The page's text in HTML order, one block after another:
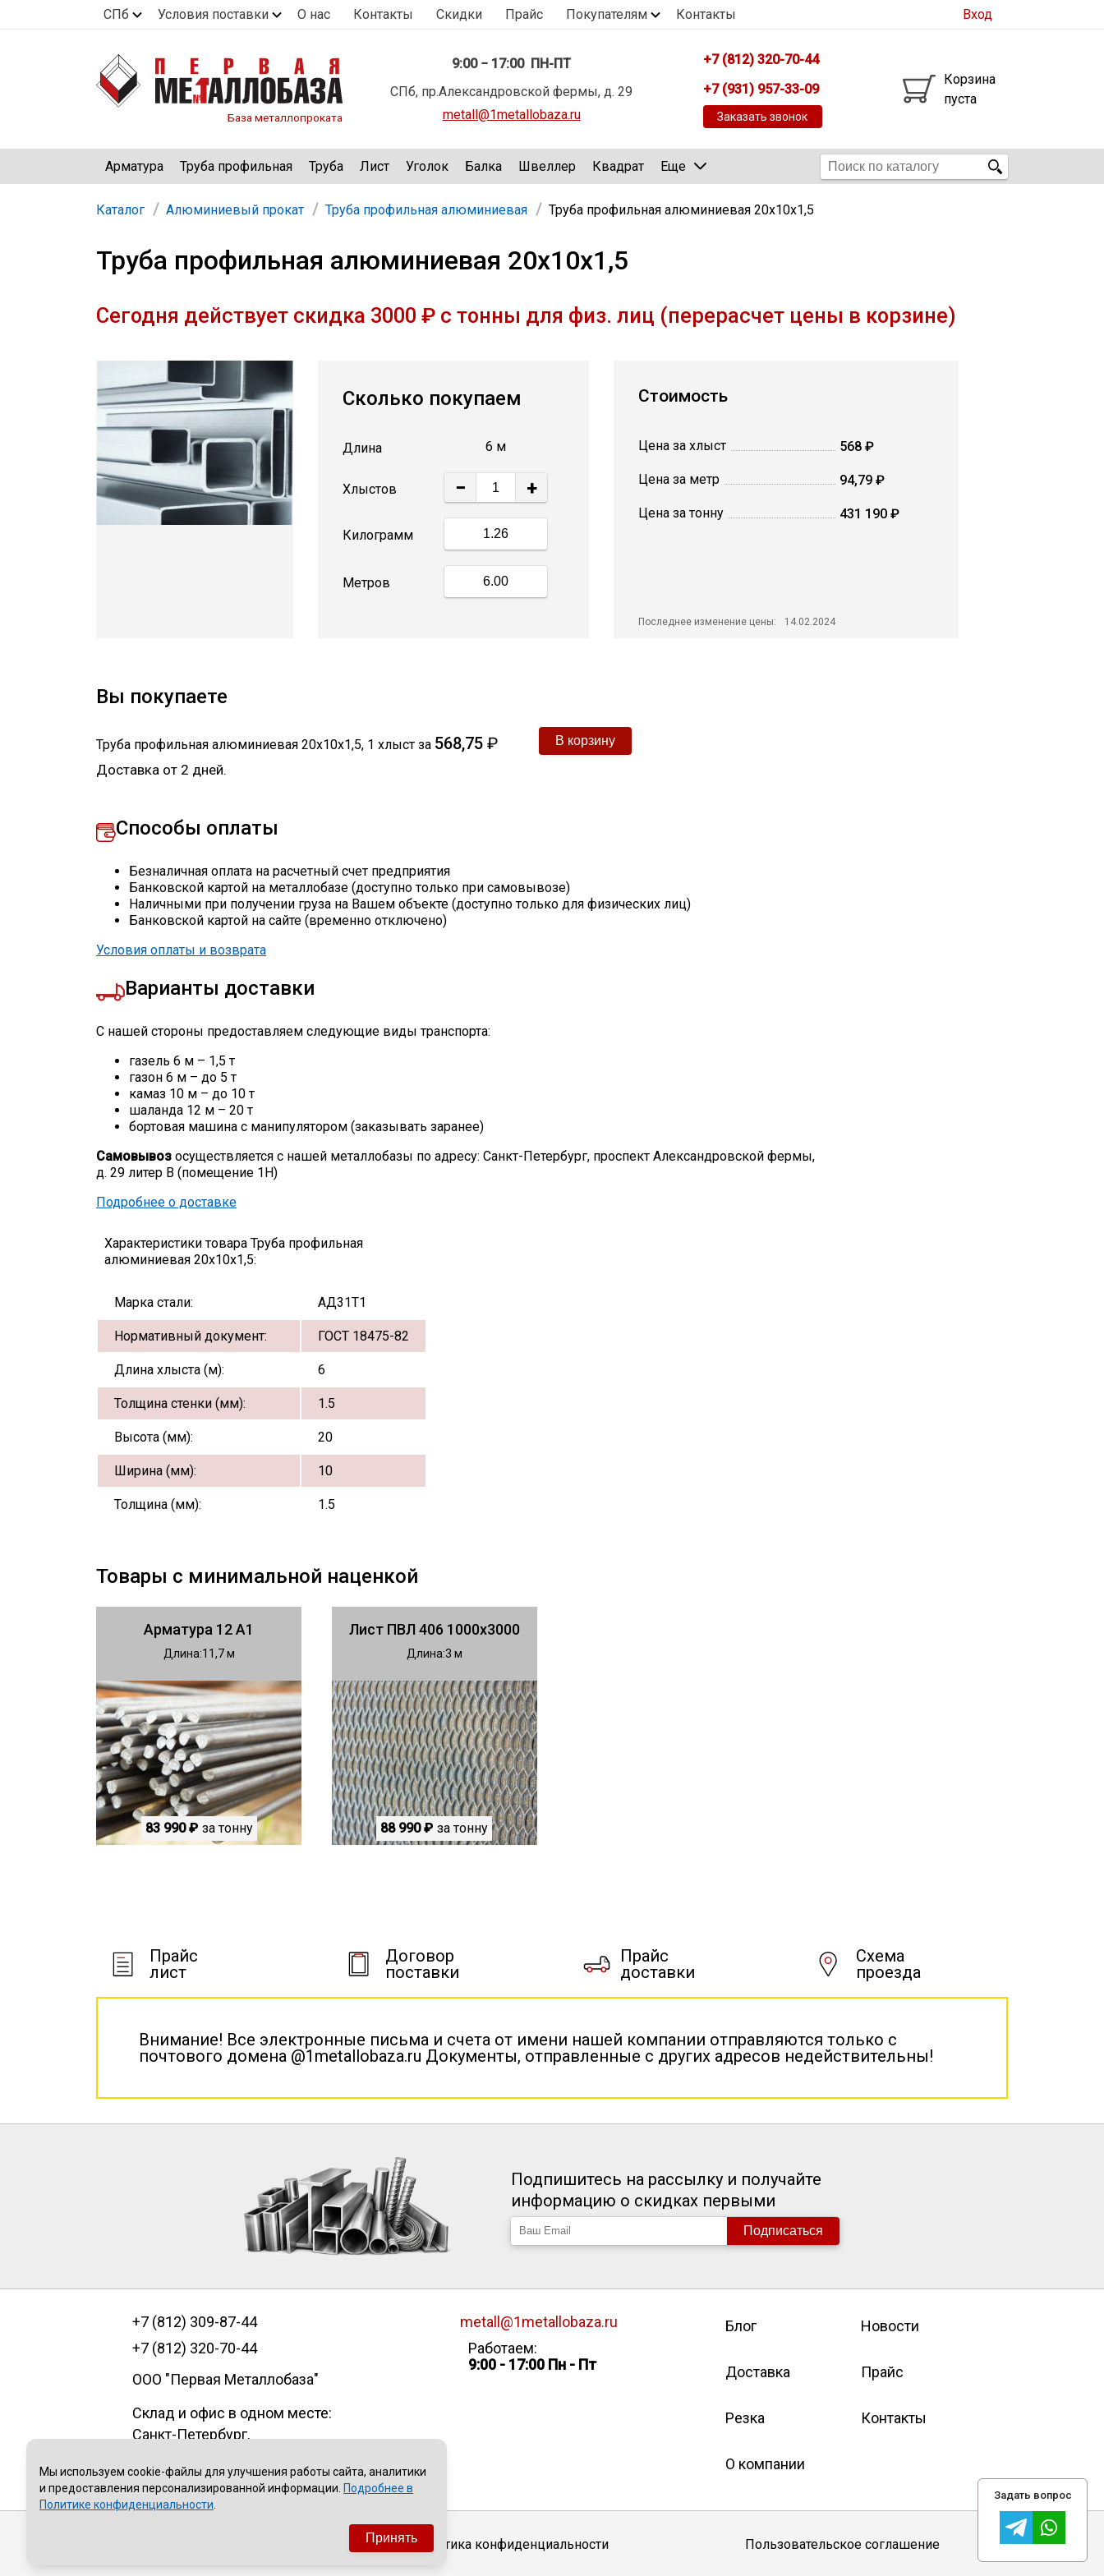
СПб Условия поставки О нас Контакты Скидки Прайс Покупателям Контакты Вход
База металлопроката
9:00 − 17:00 ПН-ПТ
СПб, пр.Александровской фермы, д. 29
metall@1metallobaza.ru
+7 (812) 320-70-44
+7 (931) 957-33-09
Заказать звонок
Корзина
пуста
Арматура Труба профильная Труба Лист Уголок Балка Швеллер Квадрат Еще
Каталог Алюминиевый прокат Труба профильная алюминиевая Труба профильная алюминиевая 20х10х1,5
Труба профильная алюминиевая 20х10х1,5
Сегодня действует скидка 3000 ₽ с тонны для физ. лиц (перерасчет цены в корзине)
Сколько покупаем
Длина 6 м
Хлыстов − +
Килограмм
Метров
Стоимость
Цена за хлыст 568 ₽
Цена за метр 94,79 ₽
Цена за тонну 431 190 ₽
Последнее изменение цены: 14.02.2024
Вы покупаете
Труба профильная алюминиевая 20х10х1,5, 1 хлыст за 568,75 ₽
Доставка от 2 дней.
Способы оплаты
Безналичная оплата на расчетный счет предприятия
Банковской картой на металлобазе (доступно только при самовывозе)
Наличными при получении груза на Вашем объекте (доступно только для физических лиц)
Банковской картой на сайте (временно отключено)
Условия оплаты и возврата
Варианты доставки
С нашей стороны предоставляем следующие виды транспорта:
газель 6 м – 1,5 т
газон 6 м – до 5 т
камаз 10 м – до 10 т
шаланда 12 м – 20 т
бортовая машина с манипулятором (заказывать заранее)
Самовывоз осуществляется с нашей металлобазы по адресу: Санкт-Петербург, проспект Александровской фермы,
д. 29 литер В (помещение 1Н)
Подробнее о доставке
Характеристики товара Труба профильная
алюминиевая 20х10х1,5:
Марка стали: АД31Т1
Нормативный документ: ГОСТ 18475-82
Длина хлыста (м): 6
Толщина стенки (мм): 1.5
Высота (мм): 20
Ширина (мм): 10
Толщина (мм): 1.5
Товары с минимальной наценкой
Арматура 12 А1
Длина 11,7
83 990 ₽ за тонну
Лист ПВЛ 406 1000х3000
Длина 3
88 990 ₽ за тонну
Прайс
лист
Договор
поставки
Прайс
доставки
Схема
проезда
Внимание! Все электронные письма и счета от имени нашей компании отправляются только с
почтового домена @1metallobaza.ru Документы, отправленные с других адресов недействительны!
Задать вопрос
Подпишитесь на рассылку и получайте
информацию о скидках первыми
Подписаться
+7 (812) 309-87-44
+7 (812) 320-70-44
ООО "Первая Металлобаза"
Склад и офис в одном месте:
Санкт-Петербург,
литер В, помещение 1Н
metall@1metallobaza.ru
Работаем:
9:00 - 17:00 Пн - Пт
Блог Новости
Доставка Прайс
Резка Контакты
О компании
Политика конфиденциальности Пользовательское соглашение
Мы используем cookie-файлы для улучшения работы сайта, аналитики
и предоставления персонализированной информации. Подробнее в
Политике конфиденциальности
Принять